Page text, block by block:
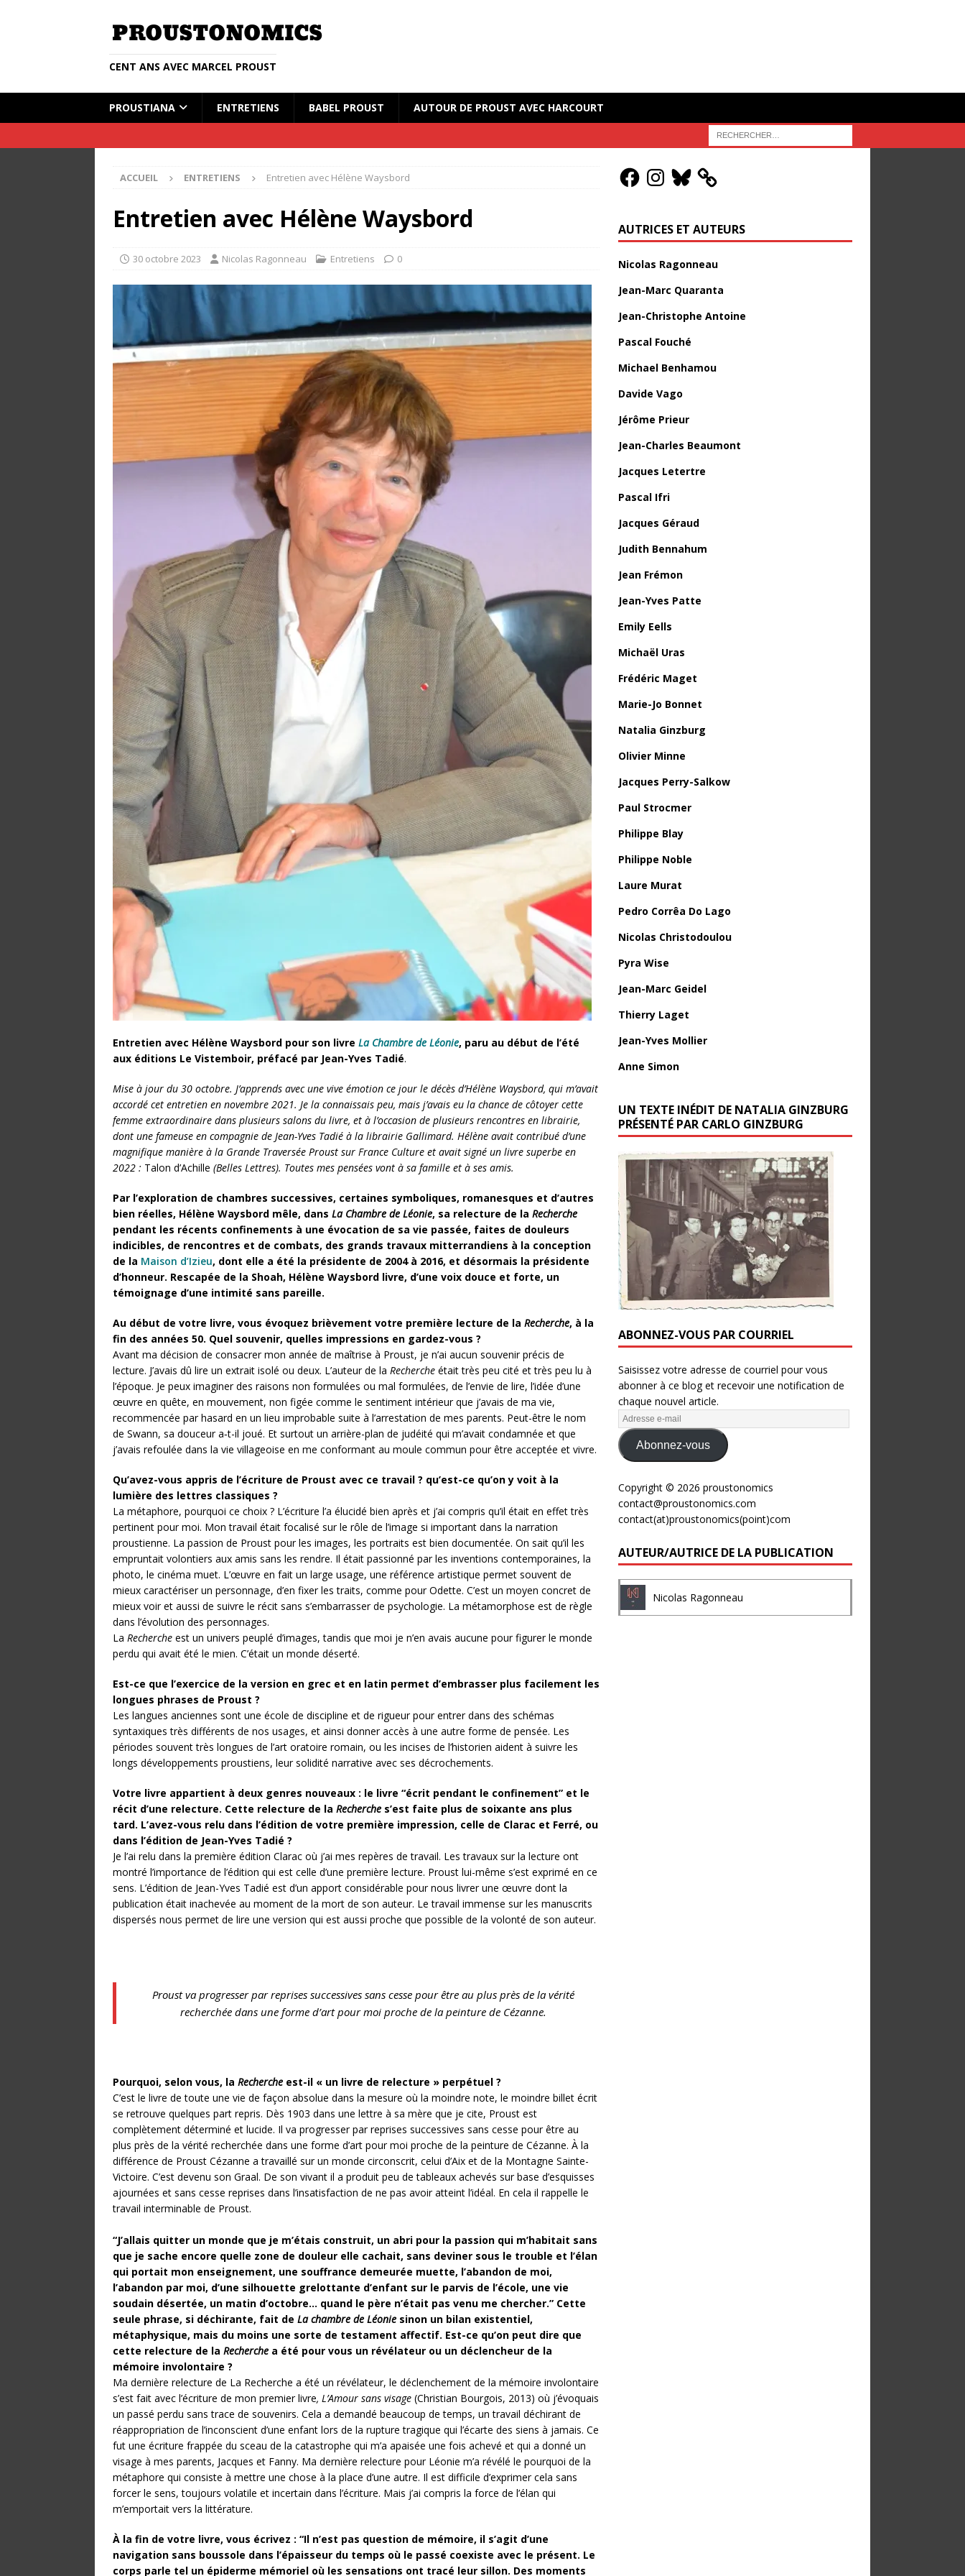
CENT ANS AVEC MARCEL PROUST
PROUSTIANA ENTRETIENS BABEL PROUST AUTOUR DE PROUST AVEC HARCOURT
ACCUEIL ENTRETIENS Entretien avec Hélène Waysbord
Entretien avec Hélène Waysbord
30 octobre 2023 Nicolas Ragonneau Entretiens 0
Entretien avec Hélène Waysbord pour son livre La Chambre de Léonie, paru au début de l’été
aux éditions Le Vistemboir, préfacé par Jean-Yves Tadié.
Mise à jour du 30 octobre. J’apprends avec une vive émotion ce jour le décès d’Hélène Waysbord, qui m’avait
accordé cet entretien en novembre 2021. Je la connaissais peu, mais j’avais eu la chance de côtoyer cette
femme extraordinaire dans plusieurs salons du livre, et à l’occasion de plusieurs rencontres en librairie,
dont une fameuse en compagnie de Jean-Yves Tadié à la librairie Gallimard. Hélène avait contribué d’une
magnifique manière à la Grande Traversée Proust sur France Culture et avait signé un livre superbe en
2022 : Talon d’Achille (Belles Lettres). Toutes mes pensées vont à sa famille et à ses amis.
Par l’exploration de chambres successives, certaines symboliques, romanesques et d’autres
bien réelles, Hélène Waysbord mêle, dans La Chambre de Léonie, sa relecture de la Recherche
pendant les récents confinements à une évocation de sa vie passée, faites de douleurs
indicibles, de rencontres et de combats, des grands travaux mitterrandiens à la conception
de la Maison d’Izieu, dont elle a été la présidente de 2004 à 2016, et désormais la présidente
d’honneur. Rescapée de la Shoah, Hélène Waysbord livre, d’une voix douce et forte, un
témoignage d’une intimité sans pareille.
Au début de votre livre, vous évoquez brièvement votre première lecture de la Recherche, à la
fin des années 50. Quel souvenir, quelles impressions en gardez-vous ?
Avant ma décision de consacrer mon année de maîtrise à Proust, je n’ai aucun souvenir précis de
lecture. J’avais dû lire un extrait isolé ou deux. L’auteur de la Recherche était très peu cité et très peu lu à
l’époque. Je peux imaginer des raisons non formulées ou mal formulées, de l’envie de lire, l’idée d’une
œuvre en quête, en mouvement, non figée comme le sentiment intérieur que j’avais de ma vie,
recommencée par hasard en un lieu improbable suite à l’arrestation de mes parents. Peut-être le nom
de Swann, sa douceur a‑t-il joué. Et surtout un arrière-plan de judéité qui m’avait condamnée et que
j’avais refoulée dans la vie villageoise en me conformant au moule commun pour être acceptée et vivre.
Qu’avez-vous appris de l’écriture de Proust avec ce travail ? qu’est-ce qu’on y voit à la
lumière des lettres classiques ?
La métaphore, pourquoi ce choix ? L’écriture l’a élucidé bien après et j’ai compris qu’il était en effet très
pertinent pour moi. Mon travail était focalisé sur le rôle de l’image si important dans la narration
proustienne. La passion de Proust pour les images, les portraits est bien documentée. On sait qu’il les
empruntait volontiers aux amis sans les rendre. Il était passionné par les inventions contemporaines, la
photo, le cinéma muet. L’œuvre en fait un large usage, une référence artistique permet souvent de
mieux caractériser un personnage, d’en fixer les traits, comme pour Odette. C’est un moyen concret de
mieux voir et aussi de suivre le récit sans s’embarrasser de psychologie. La métamorphose est de règle
dans l’évolution des personnages.
La Recherche est un univers peuplé d’images, tandis que moi je n’en avais aucune pour figurer le monde
perdu qui avait été le mien. C’était un monde déserté.
Est-ce que l’exercice de la version en grec et en latin permet d’embrasser plus facilement les
longues phrases de Proust ?
Les langues anciennes sont une école de discipline et de rigueur pour entrer dans des schémas
syntaxiques très différents de nos usages, et ainsi donner accès à une autre forme de pensée. Les
périodes souvent très longues de l’art oratoire romain, ou les incises de l’historien aident à suivre les
longs développements proustiens, leur solidité narrative avec ses décrochements.
Votre livre appartient à deux genres nouveaux : le livre “écrit pendant le confinement” et le
récit d’une relecture. Cette relecture de la Recherche s’est faite plus de soixante ans plus
tard. L’avez-vous relu dans l’édition de votre première impression, celle de Clarac et Ferré, ou
dans l’édition de Jean-Yves Tadié ?
Je l’ai relu dans la première édition Clarac où j’ai mes repères de travail. Les travaux sur la lecture ont
montré l’importance de l’édition qui est celle d’une première lecture. Proust lui-même s’est exprimé en ce
sens. L’édition de Jean-Yves Tadié est d’un apport considérable pour nous livrer une œuvre dont la
publication était inachevée au moment de la mort de son auteur. Le travail immense sur les manuscrits
dispersés nous permet de lire une version qui est aussi proche que possible de la volonté de son auteur.
Proust va progresser par reprises successives sans cesse pour être au plus près de la vérité
recherchée dans une forme d’art pour moi proche de la peinture de Cézanne.
Pourquoi, selon vous, la Recherche est-il « un livre de relecture » perpétuel ?
C’est le livre de toute une vie de façon absolue dans la mesure où la moindre note, le moindre billet écrit
se retrouve quelques part repris. Dès 1903 dans une lettre à sa mère que je cite, Proust est
complètement déterminé et lucide. Il va progresser par reprises successives sans cesse pour être au
plus près de la vérité recherchée dans une forme d’art pour moi proche de la peinture de Cézanne. À la
différence de Proust Cézanne a travaillé sur un monde circonscrit, celui d’Aix et de la Montagne Sainte-
Victoire. C’est devenu son Graal. De son vivant il a produit peu de tableaux achevés sur base d’esquisses
ajournées et sans cesse reprises dans l’insatisfaction de ne pas avoir atteint l’idéal. En cela il rappelle le
travail interminable de Proust.
“J’allais quitter un monde que je m’étais construit, un abri pour la passion qui m’habitait sans
que je sache encore quelle zone de douleur elle cachait, sans deviner sous le trouble et l’élan
qui portait mon enseignement, une souffrance demeurée muette, l’abandon de moi,
l’abandon par moi, d’une silhouette grelottante d’enfant sur le parvis de l’école, une vie
soudain désertée, un matin d’octobre… quand le père n’était pas venu me chercher.” Cette
seule phrase, si déchirante, fait de La chambre de Léonie sinon un bilan existentiel,
métaphysique, mais du moins une sorte de testament affectif. Est-ce qu’on peut dire que
cette relecture de la Recherche a été pour vous un révélateur ou un déclencheur de la
mémoire involontaire ?
Ma dernière relecture de La Recherche a été un révélateur, le déclenchement de la mémoire involontaire
s’est fait avec l’écriture de mon premier livre, L’Amour sans visage (Christian Bourgois, 2013) où j’évoquais
un passé perdu sans trace de souvenirs. Cela a demandé beaucoup de temps, un travail déchirant de
réappropriation de l’inconscient d’une enfant lors de la rupture tragique qui l’écarte des siens à jamais. Ce
fut une écriture frappée du sceau de la catastrophe qui m’a apaisée une fois achevé et qui a donné un
visage à mes parents, Jacques et Fanny. Ma dernière relecture pour Léonie m’a révélé le pourquoi de la
métaphore qui consiste à mettre une chose à la place d’une autre. Il est difficile d’exprimer cela sans
forcer le sens, toujours volatile et incertain dans l’écriture. Mais j’ai compris la force de l’élan qui
m’emportait vers la littérature.
À la fin de votre livre, vous écrivez : “Il n’est pas question de mémoire, il s’agit d’une
navigation sans boussole dans l’épaisseur du temps où le passé coexiste avec le présent. Le
corps parle tel un épiderme mémoriel où les sensations ont tracé leur sillon. Des moments
AUTRICES ET AUTEURS
Nicolas Ragonneau
Jean-Marc Quaranta
Jean-Christophe Antoine
Pascal Fouché
Michael Benhamou
Davide Vago
Jérôme Prieur
Jean-Charles Beaumont
Jacques Letertre
Pascal Ifri
Jacques Géraud
Judith Bennahum
Jean Frémon
Jean-Yves Patte
Emily Eells
Michaël Uras
Frédéric Maget
Marie-Jo Bonnet
Natalia Ginzburg
Olivier Minne
Jacques Perry-Salkow
Paul Strocmer
Philippe Blay
Philippe Noble
Laure Murat
Pedro Corrêa Do Lago
Nicolas Christodoulou
Pyra Wise
Jean-Marc Geidel
Thierry Laget
Jean-Yves Mollier
Anne Simon
UN TEXTE INÉDIT DE NATALIA GINZBURG
PRÉSENTÉ PAR CARLO GINZBURG
ABONNEZ-VOUS PAR COURRIEL
Saisissez votre adresse de courriel pour vous
abonner à ce blog et recevoir une notification de
chaque nouvel article.
Abonnez-vous
Copyright © 2026 proustonomics
contact@proustonomics.com
contact(at)proustonomics(point)com
AUTEUR/AUTRICE DE LA PUBLICATION
Nicolas Ragonneau